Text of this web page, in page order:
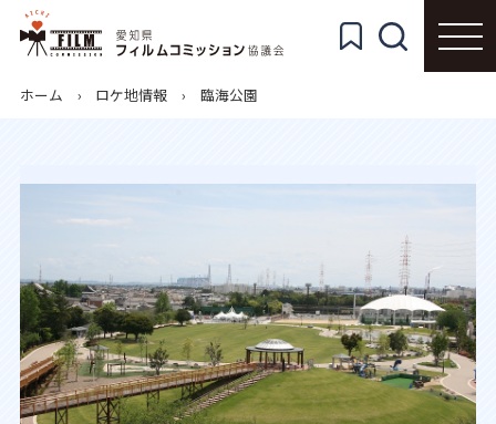
ホーム ロケ地情報 臨海公園